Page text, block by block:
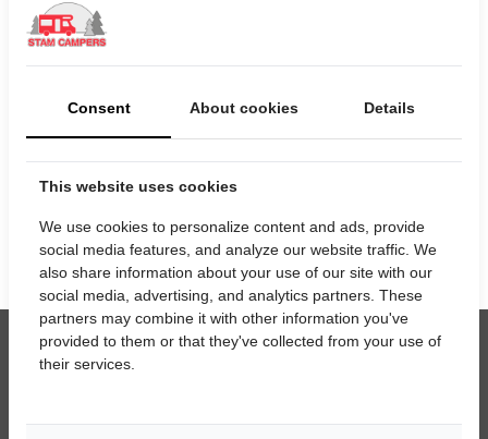
Selecteer uw huurperiode
Startdatum
Einddatum
Contact
Stam Campers
Consent About cookies Details
This website uses cookies
We use cookies to personalize content and ads, provide
social media features, and analyze our website traffic. We
also share information about your use of our site with our
social media, advertising, and analytics partners. These
partners may combine it with other information you've
provided to them or that they've collected from your use of
their services.